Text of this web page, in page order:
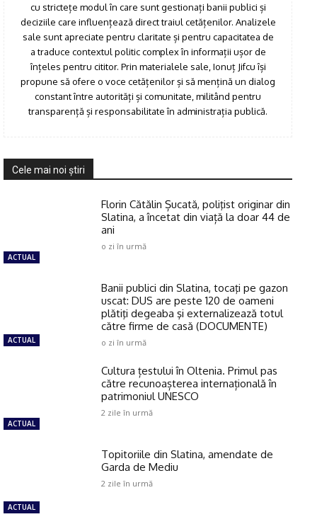
cu strictețe modul în care sunt gestionați banii publici și
deciziile care influențează direct traiul cetățenilor. Analizele
sale sunt apreciate pentru claritate și pentru capacitatea de
a traduce contextul politic complex în informații ușor de
înțeles pentru cititor. Prin materialele sale, Ionuț Jifcu își
propune să ofere o voce cetățenilor și să mențină un dialog
constant între autorități și comunitate, militând pentru
transparență și responsabilitate în administrația publică.
Cele mai noi ştiri
ACTUAL
Florin Cătălin Șucată, poliţist originar din
Slatina, a încetat din viață la doar 44 de
ani
o zi în urmă
ACTUAL
Banii publici din Slatina, tocaţi pe gazon
uscat: DUS are peste 120 de oameni
plătiţi degeaba şi externalizează totul
către firme de casă (DOCUMENTE)
o zi în urmă
ACTUAL
Cultura țestului în Oltenia. Primul pas
către recunoașterea internațională în
patrimoniul UNESCO
2 zile în urmă
ACTUAL
Topitoriile din Slatina, amendate de
Garda de Mediu
2 zile în urmă